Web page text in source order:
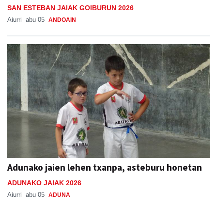
SAN ESTEBAN JAIAK GOIBURUN 2026
Aiurri abu 05 ANDOAIN
Adunako jaien lehen txanpa, asteburu honetan
ADUNAKO JAIAK 2026
Aiurri abu 05 ADUNA